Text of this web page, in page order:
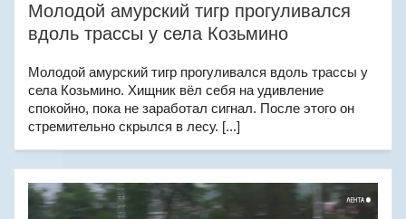
Молодой амурский тигр прогуливался
вдоль трассы у села Козьмино
Молодой амурский тигр прогуливался вдоль трассы у
села Козьмино. Хищник вёл себя на удивление
спокойно, пока не заработал сигнал. После этого он
стремительно скрылся в лесу. [...]